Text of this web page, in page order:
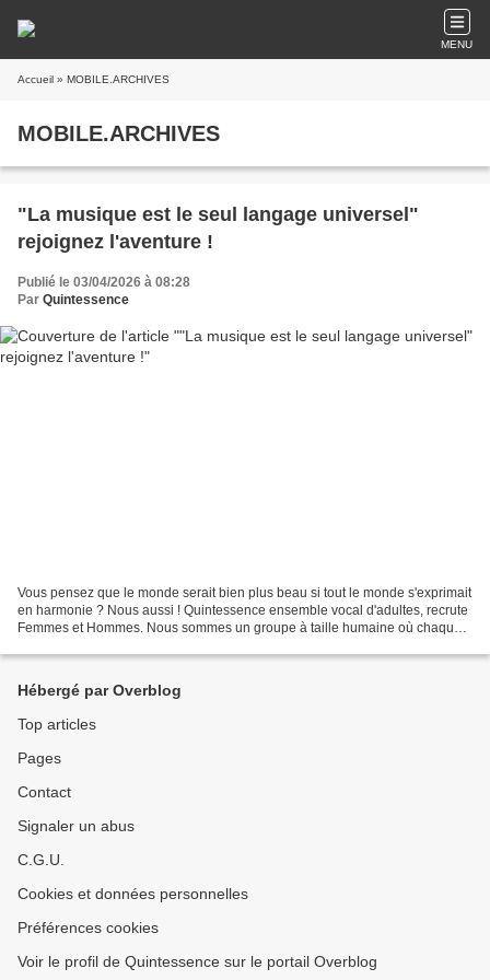
MENU
Accueil » MOBILE.ARCHIVES
MOBILE.ARCHIVES
"La musique est le seul langage universel"
rejoignez l'aventure !
Publié le 03/04/2026 à 08:28
Par Quintessence
Vous pensez que le monde serait bien plus beau si tout le monde s'exprimait
en harmonie ? Nous aussi ! Quintessence ensemble vocal d'adultes, recrute
Femmes et Hommes. Nous sommes un groupe à taille humaine où chaque
Hébergé par Overblog
Top articles
Pages
Contact
Signaler un abus
C.G.U.
Cookies et données personnelles
Préférences cookies
Voir le profil de Quintessence sur le portail Overblog